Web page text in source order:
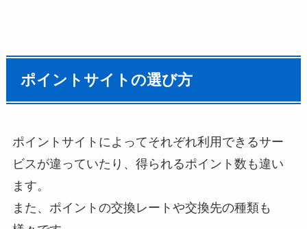
ポイントサイトの選び方
ポイントサイトによってそれぞれ利用できるサー
ビスが違っていたり、得られるポイント数も違い
ます。
また、ポイントの交換レートや交換先の種類も